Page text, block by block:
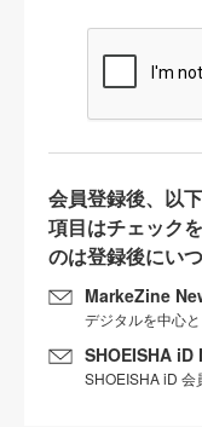
会員登録後、以
項目はチェック
のは登録後にい
MarkeZine
デジタルを中心
SHOEISHA iD
SHOEISHA iD 会